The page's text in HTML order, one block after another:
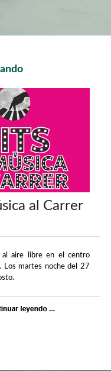
al Carrer
al aire libre en el centro
Los martes noche del 27